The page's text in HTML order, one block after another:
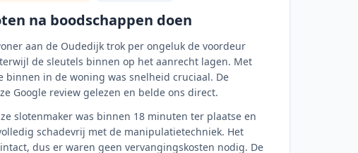
na boodschappen doen
aan de Oudedijk trok per ongeluk de voordeur
de sleutels binnen op het aanrecht lagen. Met
binnen in de woning was snelheid cruciaal. De
Google review gelezen en belde ons direct.
slotenmaker was binnen 18 minuten ter plaatse en
schadevrij met de manipulatietechniek. Het
dus er waren geen vervangingskosten nodig. De